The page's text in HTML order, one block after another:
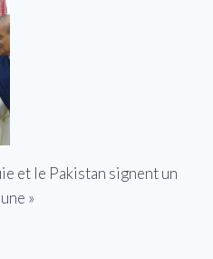
et le Pakistan signent un
»